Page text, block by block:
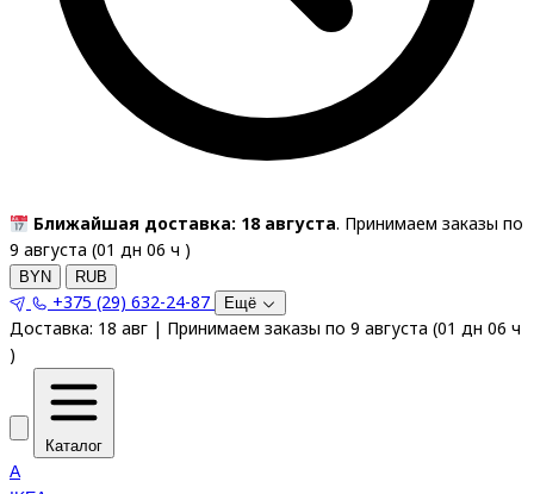
Ближайшая доставка: 18 августа. Принимаем заказы по
9 августа (01 дн 06 ч )
BYN RUB
+375 (29) 632-24-87 Ещё
Доставка: 18 авг | Принимаем заказы по 9 августа (01 дн 06 ч
)
Каталог
A